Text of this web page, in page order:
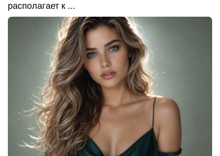
располагает к ...